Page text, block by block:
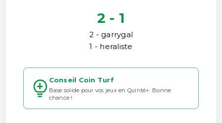
2 - 1
2 - garrygal
1 - heraliste
Conseil Coin Turf
Base solide pour vos jeux en Quinté+. Bonne
chance !